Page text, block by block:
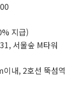
지급)
서울숲 M타워
이내, 2호선 뚝섬역